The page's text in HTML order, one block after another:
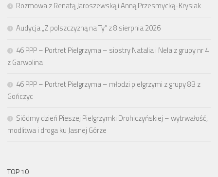
Rozmowa z Renatą Jaroszewską i Anną Przesmycką-Krysiak
Audycja „Z polszczyzną na Ty” z 8 sierpnia 2026
46 PPP – Portret Pielgrzyma – siostry Natalia i Nela z grupy nr 4
z Garwolina
46 PPP – Portret Pielgrzyma – młodzi pielgrzymi z grupy 8B z
Gończyc
Siódmy dzień Pieszej Pielgrzymki Drohiczyńskiej – wytrwałość,
modlitwa i droga ku Jasnej Górze
TOP 10